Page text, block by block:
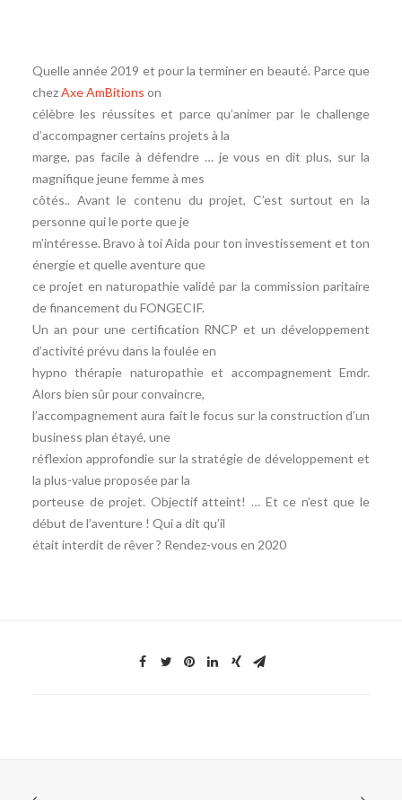
Quelle année 2019 et pour la terminer en beauté. Parce que
chezAxe AmBitions on
célèbre les réussites et parce qu’animer par le challenge
d’accompagner certains projets à la
marge, pas facile à défendre … je vous en dit plus, sur la
magnifique jeune femme à mes
côtés.. Avant le contenu du projet, C’est surtout en la
personne qui le porte que je
m’intéresse. Bravo à toi Aida pour ton investissement et ton
énergie et quelle aventure que
ce projet en naturopathie validé par la commission paritaire
de financement du FONGECIF.
Un an pour une certification RNCP et un développement
d’activité prévu dans la foulée en
hypno thérapie naturopathie et accompagnement Emdr.
Alors bien sûr pour convaincre,
l’accompagnement aura fait le focus sur la construction d’un
business plan étayé, une
réflexion approfondie sur la stratégie de développement et
la plus-value proposée par la
porteuse de projet. Objectif atteint! … Et ce n’est que le
début de l’aventure ! Qui a dit qu’il
était interdit de rêver ? Rendez-vous en 2020